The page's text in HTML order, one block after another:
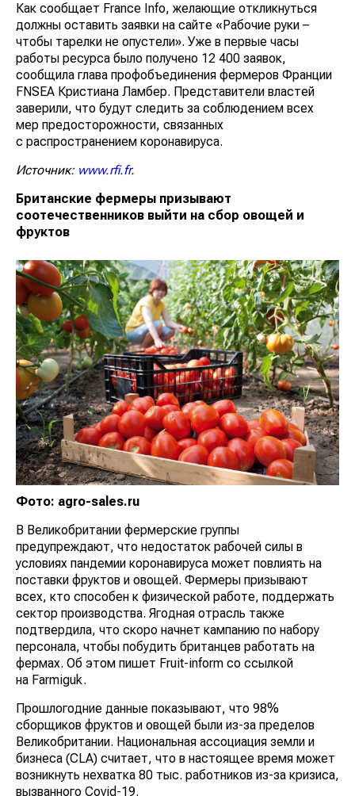
Как сообщает France Info, желающие откликнуться
должны оставить заявки на сайте «Рабочие руки –
чтобы тарелки не опустели». Уже в первые часы
работы ресурса было получено 12 400 заявок,
сообщила глава профобъединения фермеров Франции
FNSEA Кристиана Ламбер. Представители властей
заверили, что будут следить за соблюдением всех
мер предосторожности, связанных
с распространением коронавируса.
Источник: www.rfi.fr.
Британские фермеры призывают
соотечественников выйти на сбор овощей и
фруктов
Фото: agro-sales.ru
В Великобритании фермерские группы
предупреждают, что недостаток рабочей силы в
условиях пандемии коронавируса может повлиять на
поставки фруктов и овощей. Фермеры призывают
всех, кто способен к физической работе, поддержать
сектор производства. Ягодная отрасль также
подтвердила, что скоро начнет кампанию по набору
персонала, чтобы побудить британцев работать на
фермах. Об этом пишет Fruit-inform со ссылкой
на Farmiguk.
Прошлогодние данные показывают, что 98%
сборщиков фруктов и овощей были из-за пределов
Великобритании. Национальная ассоциация земли и
бизнеса (CLA) считает, что в настоящее время может
возникнуть нехватка 80 тыс. работников из-за кризиса,
вызванного Covid-19.